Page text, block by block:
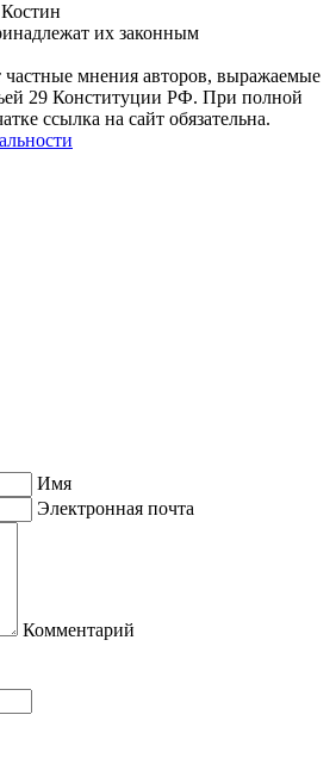
их законным
мнения авторов, выражаемые
29 Конституции РФ. При полной
ссылка на сайт обязательна.
Имя
Электронная почта
Комментарий